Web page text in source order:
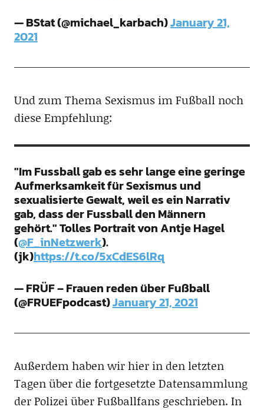
— BStat (@michael_karbach)January 21,
2021
Und zum Thema Sexismus im Fußball noch
diese Empfehlung:
"Im Fussball gab es sehr lange eine geringe
Aufmerksamkeit für Sexismus und
sexualisierte Gewalt, weil es ein Narrativ
gab, dass der Fussball den Männern
gehört." Tolles Portrait von Antje Hagel
(@F_inNetzwerk).
(jk)https://t.co/5xCdES6lRq
— FRÜF – Frauen reden über Fußball
(@FRUEFpodcast)January 21, 2021
Außerdem haben wir hier in den letzten
Tagen über die fortgesetzte Datensammlung
der Polizei über Fußballfans geschrieben. In